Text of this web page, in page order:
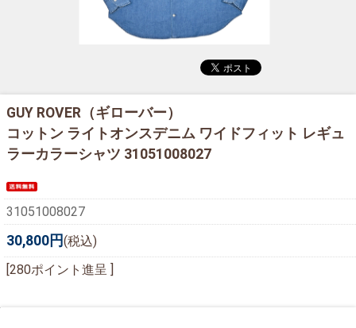
GUY ROVER（ギローバー）
コットン ライトオンスデニム ワイドフィット レギュ
ラーカラーシャツ 31051008027
31051008027
30,800円(税込)
[280ポイント進呈 ]